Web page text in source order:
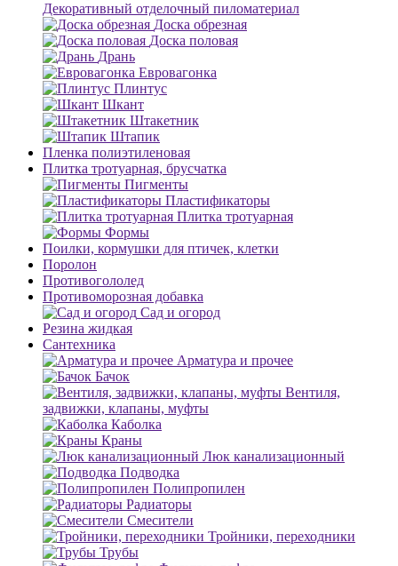
Декоративный отделочный пиломатериал
Доска обрезная
Доска половая
Дрань
Евровагонка
Плинтус
Шкант
Штакетник
Штапик
Пленка полиэтиленовая
Плитка тротуарная, брусчатка
Пигменты
Пластификаторы
Плитка тротуарная
Формы
Поилки, кормушки для птичек, клетки
Поролон
Противогололед
Противоморозная добавка
Сад и огород
Резина жидкая
Сантехника
Арматура и прочее
Бачок
Вентиля,
задвижки, клапаны, муфты
Каболка
Краны
Люк канализационный
Подводка
Полипропилен
Радиаторы
Смесители
Тройники, переходники
Трубы